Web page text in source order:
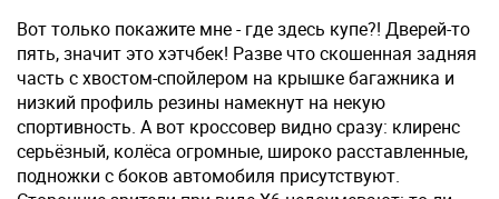
Вот только покажите мне - где здесь купе?! Дверей-то
пять, значит это хэтчбек! Разве что скошенная задняя
часть с хвостом-спойлером на крышке багажника и
низкий профиль резины намекнут на некую
спортивность. А вот кроссовер видно сразу: клиренс
серьёзный, колёса огромные, широко расставленные,
подножки с боков автомобиля присутствуют.